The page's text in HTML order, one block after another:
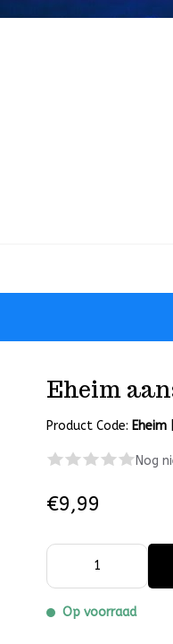
Eheim
Product Code: Eheim
Nog
€9,99
Op voorraad